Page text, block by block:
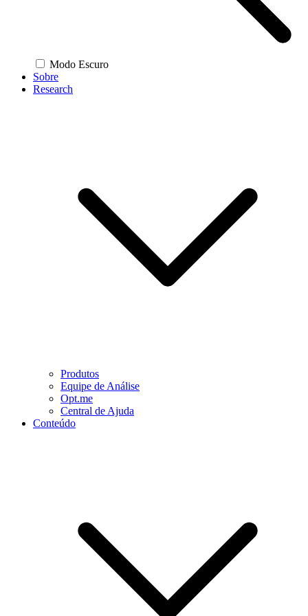
Modo Escuro
Sobre
Research
Produtos
Equipe de Análise
Opt.me
Central de Ajuda
Conteúdo